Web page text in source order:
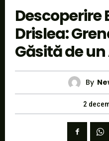
Descoperire
Drislea:
Găsită de
By
2